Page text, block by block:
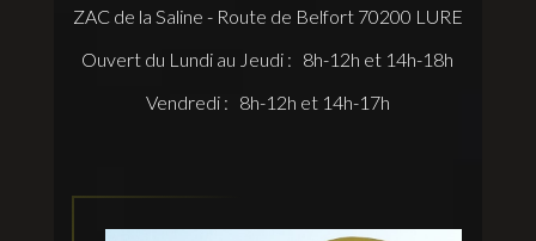
ZAC de la Saline - Route de Belfort 70200 LURE
Ouvert du Lundi au Jeudi : 8h-12h et 14h-18h
Vendredi : 8h-12h et 14h-17h